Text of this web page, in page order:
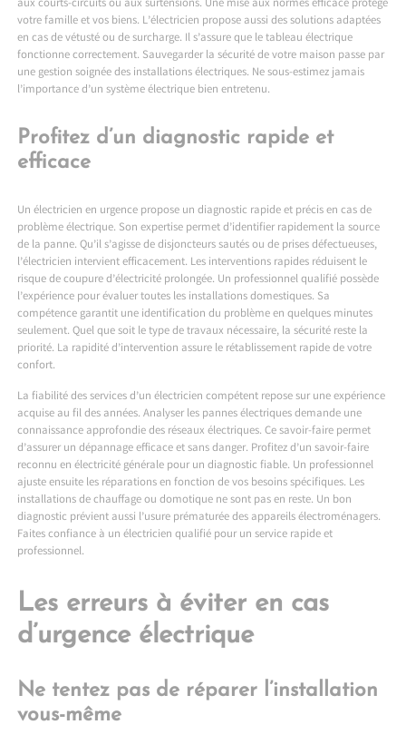
aux courts-circuits ou aux surtensions. Une mise aux normes efficace protège
votre famille et vos biens. L’électricien propose aussi des solutions adaptées
en cas de vétusté ou de surcharge. Il s’assure que le tableau électrique
fonctionne correctement. Sauvegarder la sécurité de votre maison passe par
une gestion soignée des installations électriques. Ne sous-estimez jamais
l’importance d’un système électrique bien entretenu.
Profitez d’un diagnostic rapide et
efficace
Un électricien en urgence propose un diagnostic rapide et précis en cas de
problème électrique. Son expertise permet d’identifier rapidement la source
de la panne. Qu’il s’agisse de disjoncteurs sautés ou de prises défectueuses,
l’électricien intervient efficacement. Les interventions rapides réduisent le
risque de coupure d’électricité prolongée. Un professionnel qualifié possède
l’expérience pour évaluer toutes les installations domestiques. Sa
compétence garantit une identification du problème en quelques minutes
seulement. Quel que soit le type de travaux nécessaire, la sécurité reste la
priorité. La rapidité d’intervention assure le rétablissement rapide de votre
confort.
La fiabilité des services d’un électricien compétent repose sur une expérience
acquise au fil des années. Analyser les pannes électriques demande une
connaissance approfondie des réseaux électriques. Ce savoir-faire permet
d’assurer un dépannage efficace et sans danger. Profitez d’un savoir-faire
reconnu en électricité générale pour un diagnostic fiable. Un professionnel
ajuste ensuite les réparations en fonction de vos besoins spécifiques. Les
installations de chauffage ou domotique ne sont pas en reste. Un bon
diagnostic prévient aussi l’usure prématurée des appareils électroménagers.
Faites confiance à un électricien qualifié pour un service rapide et
professionnel.
Les erreurs à éviter en cas
d’urgence électrique
Ne tentez pas de réparer l’installation
vous-même